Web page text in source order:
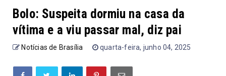
Bolo: Suspeita dormiu na casa da
vítima e a viu passar mal, diz pai
Notícias de Brasília quarta-feira, junho 04, 2025